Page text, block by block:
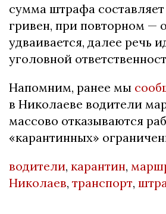
сумма штрафа составляет
гривен, при повторном —
удваивается, далее речь
уголовной
Напомним, ранее мы
в Николаеве водители
массово отказываются
«карантинных»
водители, карантин,
Николаев, транспорт,